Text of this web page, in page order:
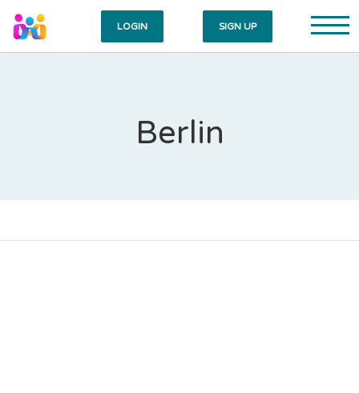
LOGIN SIGN UP
Berlin